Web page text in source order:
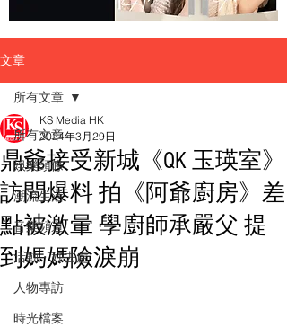
文章
所有文章
娛樂頭條
潮流生活
音樂頻道
活動・好去處
人物專訪
時光檔案
所有文章
鼎爺接受新城《QK 玉瑛室》
訪問爆料 拍《阿爺廚房》差
點被激暈 學廚師承嚴父 提
到媽媽險淚崩
KS Media HK
2024年3月29日